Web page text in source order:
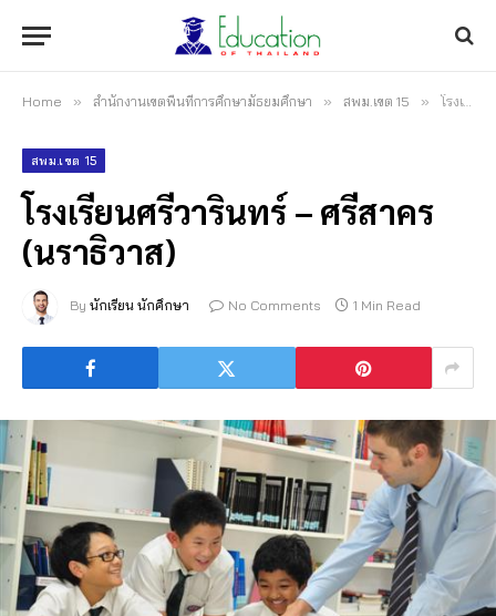
Home » สำนักงานเขตพื้นที่การศึกษามัธยมศึกษา » สพม.เขต 15 » โรงเรียนศรีวารินทร์ – ศรีสาคร (นราธิวาส)
สพม.เขต 15
โรงเรียนศรีวารินทร์ – ศรีสาคร
(นราธิวาส)
By นักเรียน นักศึกษา No Comments 1 Min Read